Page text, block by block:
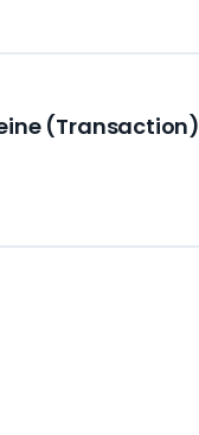
(Transaction)